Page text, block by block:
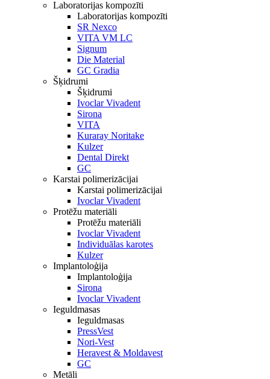
Laboratorijas kompozīti
Laboratorijas kompozīti
SR Nexco
VITA VM LC
Signum
Die Material
GC Gradia
Šķidrumi
Šķidrumi
Ivoclar Vivadent
Sirona
VITA
Kuraray Noritake
Kulzer
Dental Direkt
GC
Karstai polimerizācijai
Karstai polimerizācijai
Ivoclar Vivadent
Protēžu materiāli
Protēžu materiāli
Ivoclar Vivadent
Individuālas karotes
Kulzer
Implantoloģija
Implantoloģija
Sirona
Ivoclar Vivadent
Ieguldmasas
Ieguldmasas
PressVest
Nori-Vest
Heravest & Moldavest
GC
Metāli